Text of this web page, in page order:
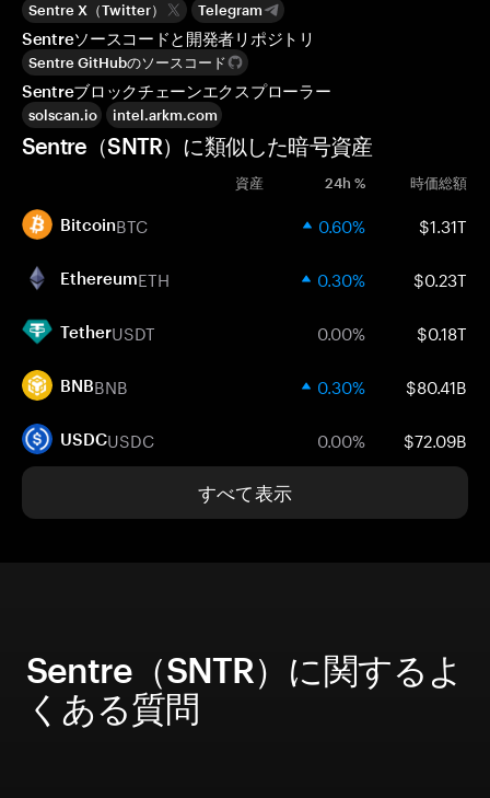
Sentre X（Twitter） Telegram
Sentreソースコードと開発者リポジトリ
Sentre GitHubのソースコード
Sentreブロックチェーンエクスプローラー
solscan.io intel.arkm.com
Sentre（SNTR）に類似した暗号資産
資産 24h % 時価総額
BitcoinBTC 0.60% $1.31T
EthereumETH 0.30% $0.23T
TetherUSDT 0.00% $0.18T
BNBBNB 0.30% $80.41B
USDCUSDC 0.00% $72.09B
すべて表示
Sentre（SNTR）に関するよ
くある質問